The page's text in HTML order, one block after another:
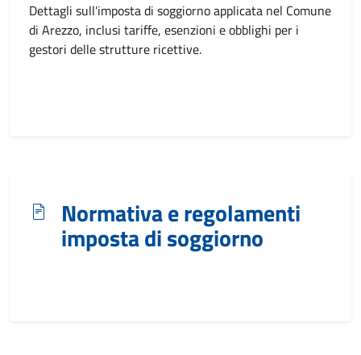
Dettagli sull'imposta di soggiorno applicata nel Comune
di Arezzo, inclusi tariffe, esenzioni e obblighi per i
gestori delle strutture ricettive.
Normativa e regolamenti
imposta di soggiorno